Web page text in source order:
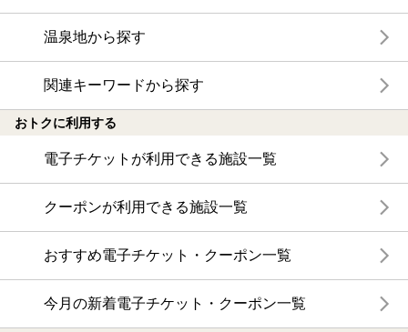
温泉地から探す
関連キーワードから探す
おトクに利用する
電子チケットが利用できる施設一覧
クーポンが利用できる施設一覧
おすすめ電子チケット・クーポン一覧
今月の新着電子チケット・クーポン一覧